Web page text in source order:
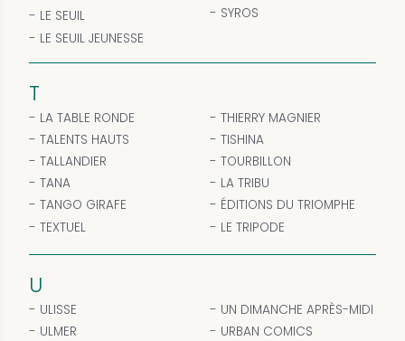
LE SEUIL
LE SEUIL JEUNESSE
SYROS
T
LA TABLE RONDE
TALENTS HAUTS
TALLANDIER
TANA
TANGO GIRAFE
TEXTUEL
THIERRY MAGNIER
TISHINA
TOURBILLON
LA TRIBU
ÉDITIONS DU TRIOMPHE
LE TRIPODE
U
ULISSE
ULMER
UN DIMANCHE APRÈS-MIDI
URBAN COMICS